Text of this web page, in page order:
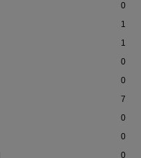
0
1
1
0
0
7
0
0
0